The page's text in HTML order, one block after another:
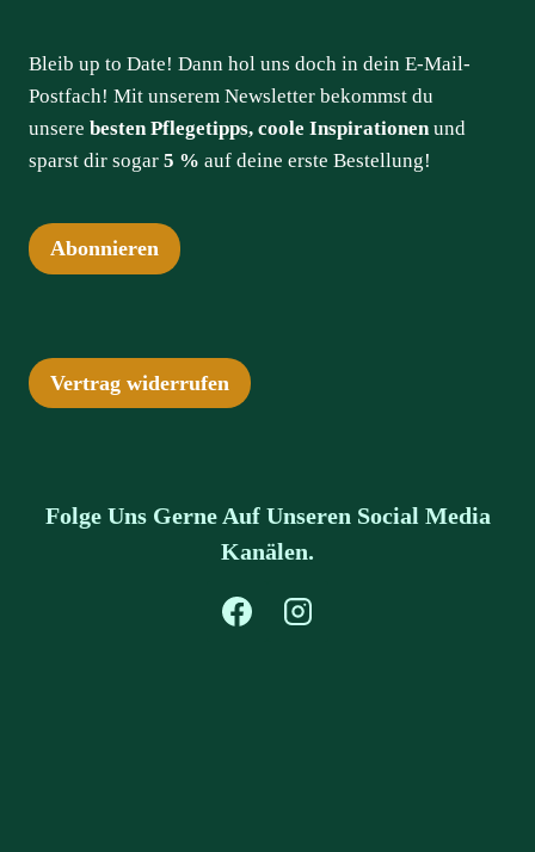
Bleib up to Date! Dann hol uns doch in dein E-Mail-
Postfach! Mit unserem Newsletter bekommst du
unsere besten Pflegetipps, coole Inspirationenund
sparst dir sogar 5 % auf deine erste Bestellung!
Abonnieren
Vertrag widerrufen
Folge Uns Gerne Auf Unseren Social Media
Kanälen.